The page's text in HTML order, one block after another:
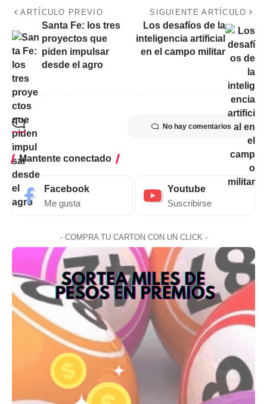
ARTÍCULO PREVIO
Santa Fe: los tres
proyectos que
piden impulsar
desde el agro
SIGUIENTE ARTÍCULO
Los desafíos de la
inteligencia artificial
en el campo militar
No hay comentarios
Mantente conectado
Facebook
Me gusta
Youtube
Suscribirse
- COMPRA TU CARTON CON UN CLICK -